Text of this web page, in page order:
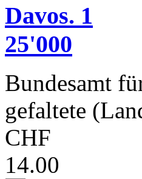
Davos. 1
25'000
Bundesamt
gefaltete
CHF
14.00